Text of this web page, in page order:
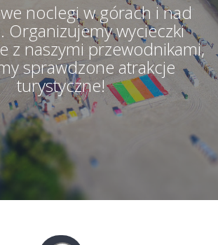
noclegi w górach i nad
Organizujemy wycieczki
z naszymi przewodnikami,
sprawdzone atrakcje
turystyczne!